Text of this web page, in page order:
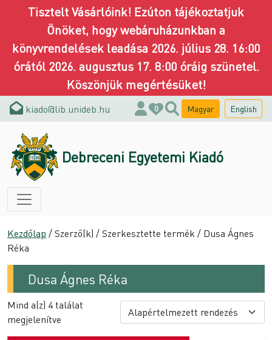
Tisztelt Vásárlóink! Ezúton tájékoztatjuk
Önöket, hogy webáruházunkban a
könyvrendelések leadása 2026. július 28. 16:00
órától 2026. augusztus 17. 8:00 óráig szünetel.
Köszönjük megértésüket!
kiado@lib.unideb.hu 0 Magyar English
Debreceni Egyetemi Kiadó
Kezdőlap / Szerző(k) / Szerkesztette termék / Dusa Ágnes
Réka
Dusa Ágnes Réka
Mind a(z) 4 találat
megjelenítve